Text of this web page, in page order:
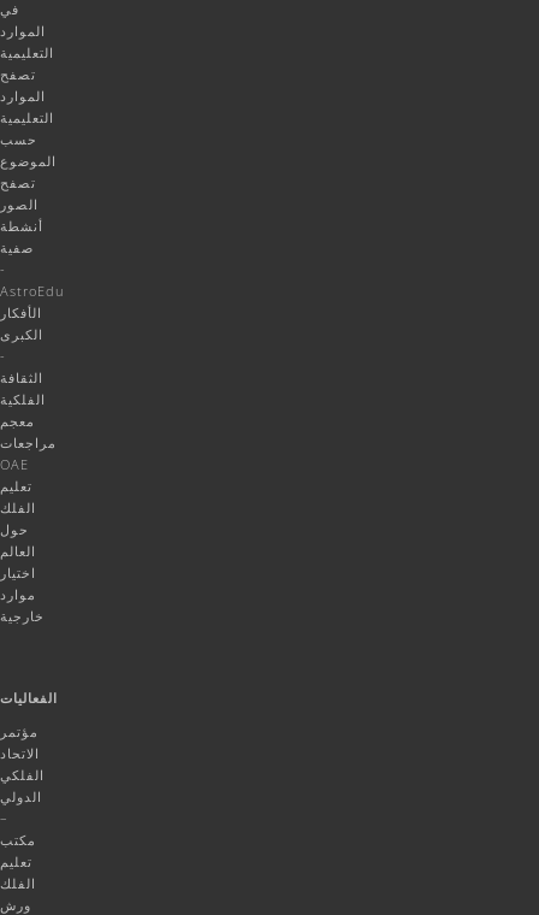
في
الموارد
التعليمية
تصفح
الموارد
التعليمية
حسب
الموضوع
تصفح
الصور
أنشطة
صفية
-
AstroEdu
الأفكار
الكبرى
-
الثقافة
الفلكية
معجم
مراجعات
OAE
تعليم
الفلك
حول
العالم
اختيار
موارد
خارجية
الفعاليات
مؤتمر
الاتحاد
الفلكي
الدولي
–
مكتب
تعليم
الفلك
ورش